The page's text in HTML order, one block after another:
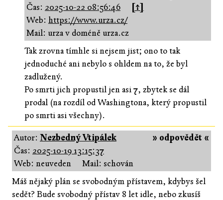
Čas: 2025-10-22 08:56:46
[↑]
Web: https://www.urza.cz/
Mail: urza v doméně urza.cz
Tak zrovna tímhle si nejsem jist; ono to tak
jednoduché ani nebylo s ohldem na to, že byl
zadlužený.
Po smrti jich propustil jen asi 7, zbytek se dál
prodal (na rozdíl od Washingtona, který propustil
po smrti asi všechny).
» odpovědět «
Autor: Nezbedný Vtipálek
Čas: 2025-10-19 13:15:37
Web: neuveden
Mail: schován
Máš nějaký plán se svobodným přístavem, kdybys šel
sedět? Bude svobodný přístav 8 let idle, nebo zkusíš